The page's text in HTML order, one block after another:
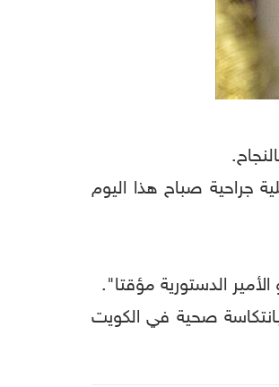
جراحية صباح هذا اليوم
الدستورية مؤقتا".
صحية في الكويت